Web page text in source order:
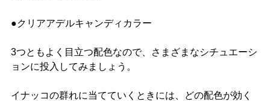
●クリアアデルキャンディカラー
3つともよく目立つ配色なので、さまざまなシチュエーシ
ョンに投入してみましょう。
イナッコの群れに当てていくときには、どの配色が効く